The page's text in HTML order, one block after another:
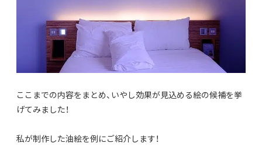
ここまでの内容をまとめ、いやし効果が見込める絵の候補を挙
げてみました！
私が制作した油絵を例にご紹介します！